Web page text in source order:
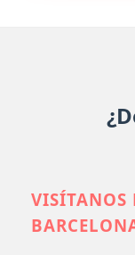
VISÍTANOS